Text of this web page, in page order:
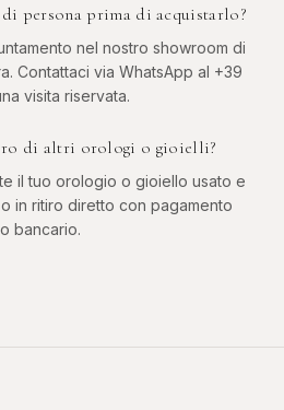
persona prima di acquistarlo?
nel nostro showroom di
Contattaci via WhatsApp al +39
visita riservata.
di altri orologi o gioielli?
il tuo orologio o gioiello usato e
in ritiro diretto con pagamento
bancario.